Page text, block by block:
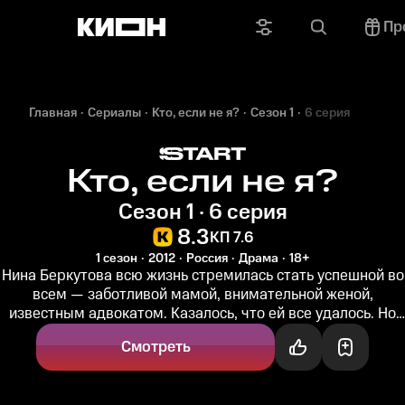
Главная Сериалы Кто, если не я? Сезон 1 6 серия
Кто, если не я?
Сезон 1 · 6 серия
8.3КП 7.6
1 сезон 2012 Россия Драма 18+
Нина Беркутова всю жизнь стремилась стать успешной во
всем — заботливой мамой, внимательной женой,
известным адвокатом. Казалось, что ей все удалось. Но
однажды то, что...
Смотреть